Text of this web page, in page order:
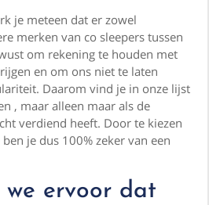
je meteen dat er zowel
merken van co sleepers tussen
om rekening te houden met
en om ons niet te laten
Daarom vind je in onze lijst
, maar alleen maar als de
verdiend heeft. Door te kiezen
je dus 100% zeker van een
we ervoor dat